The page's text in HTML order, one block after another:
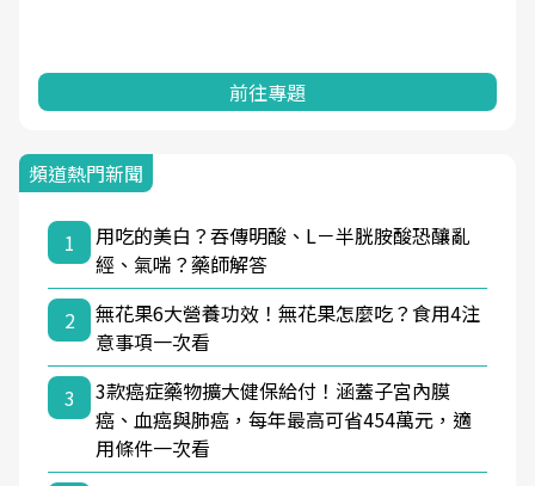
頻道熱門新聞
1
用吃的美白？吞傳明酸、L－半胱胺酸恐釀亂
經、氣喘？藥師解答
2
無花果6大營養功效！無花果怎麼吃？食用4注
意事項一次看
3
3款癌症藥物擴大健保給付！涵蓋子宮內膜
癌、血癌與肺癌，每年最高可省454萬元，適
用條件一次看